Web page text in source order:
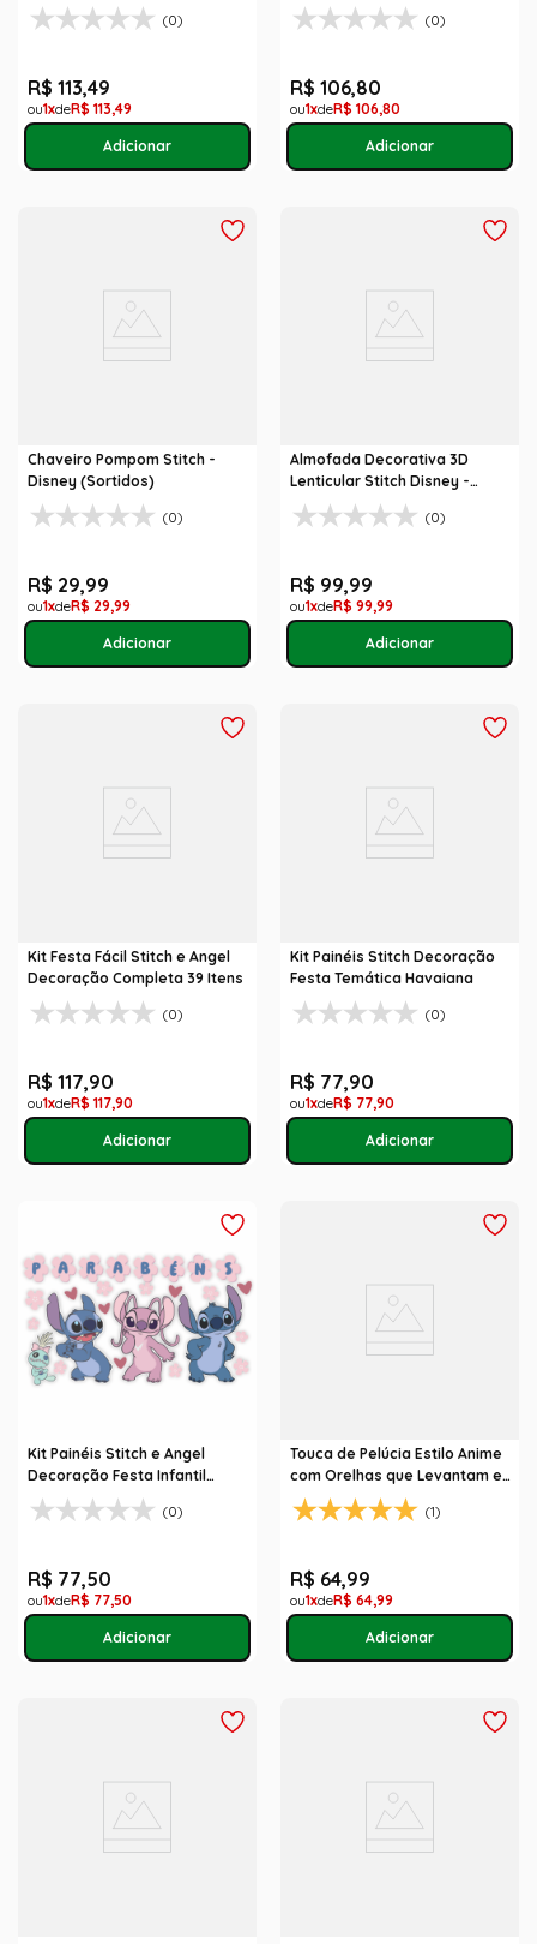
(0)
R$ 113,49
1 R$ 113,49
(0)
R$ 106,80
1 R$ 106,80
Chaveiro Pompom Stitch -
Disney (Sortidos)
(0)
R$ 29,99
1 R$ 29,99
Almofada Decorativa 3D
Lenticular Stitch Disney -
Brinquedo
(0)
R$ 99,99
1 R$ 99,99
Kit Festa Fácil Stitch e Angel
Decoração Completa 39 Itens
(0)
R$ 117,90
1 R$ 117,90
Kit Painéis Stitch Decoração
Festa Temática Havaiana
(0)
R$ 77,90
1 R$ 77,90
Kit Painéis Stitch e Angel
Decoração Festa Infantil
Parabéns 26 Pçs
(0)
R$ 77,50
1 R$ 77,50
Touca de Pelúcia Estilo Anime
com Orelhas que Levantam e
LED - Várias Cores
(1)
R$ 64,99
1 R$ 64,99